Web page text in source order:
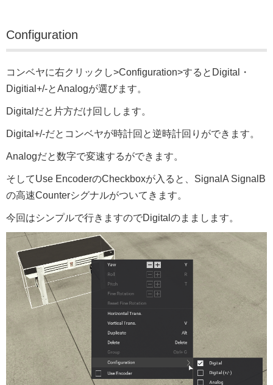
Configuration
コンベヤに右クリックし>Configuration>するとDigital・
Digitial+/-とAnalogが選びます。
Digitalだと片方だけ回しします。
Digital+/-だとコンベヤが時計回と逆時計回りができます。
Analogだと数字で変速するができます。
そしてUse EncoderのCheckboxが入ると、SignalA SignalB
の高速Counterシグナルがついてきます。
今回はシンプルで行きますのでDigitalのままします。